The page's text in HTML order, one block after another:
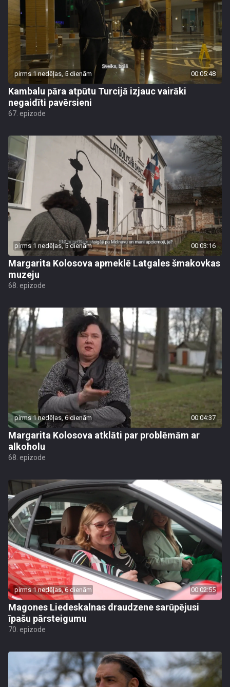
pirms 1 nedēļas, 5 dienām 00:05:48
Kambalu pāra atpūtu Turcijā izjauc vairāki
negaidīti pavērsieni
67. epizode
pirms 1 nedēļas, 5 dienām 00:03:16
Margarita Kolosova apmeklē Latgales šmakovkas
muzeju
68. epizode
pirms 1 nedēļas, 6 dienām 00:04:37
Margarita Kolosova atklāti par problēmām ar
alkoholu
68. epizode
pirms 1 nedēļas, 6 dienām 00:02:55
Magones Liedeskalnas draudzene sarūpējusi
īpašu pārsteigumu
70. epizode